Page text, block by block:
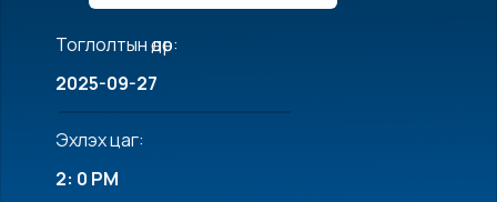
Тоглолтын өдөр:
2025-09-27
Эхлэх цаг:
2: 0 PM